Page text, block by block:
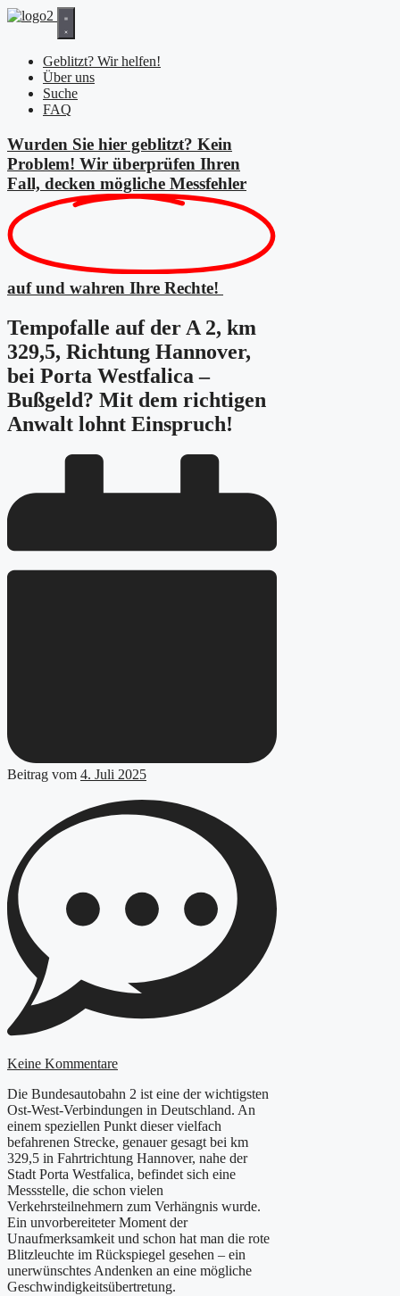
Zum
Geblitzt? Wir helfen!
Über uns
Suche
FAQ
Wurden Sie hier geblitzt? Kein
Problem! Wir überprüfen Ihren
Fall, decken mögliche Messfehler
auf und wahren Ihre Rechte!
Tempofalle auf der A 2, km
329,5, Richtung Hannover,
bei Porta Westfalica –
Bußgeld? Mit dem richtigen
Anwalt lohnt Einspruch!
Beitrag vom 4. Juli 2025
Keine Kommentare
Die Bundesautobahn 2 ist eine der wichtigsten
Ost-West-Verbindungen in Deutschland. An
einem speziellen Punkt dieser vielfach
befahrenen Strecke, genauer gesagt bei km
329,5 in Fahrtrichtung Hannover, nahe der
Stadt Porta Westfalica, befindet sich eine
Messstelle, die schon vielen
Verkehrsteilnehmern zum Verhängnis wurde.
Ein unvorbereiteter Moment der
Unaufmerksamkeit und schon hat man die rote
Blitzleuchte im Rückspiegel gesehen – ein
unerwünschtes Andenken an eine mögliche
Geschwindigkeitsübertretung.